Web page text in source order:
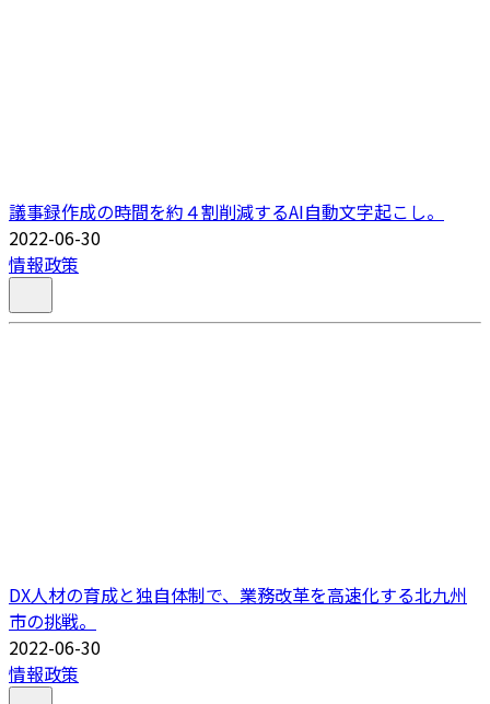
議事録作成の時間を約４割削減するAI自動文字起こし。
2022-06-30
情報政策
DX人材の育成と独自体制で、業務改革を高速化する北九州
市の挑戦。
2022-06-30
情報政策